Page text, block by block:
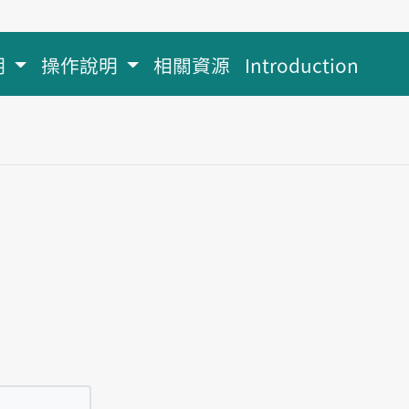
操作說明 相關資源 Introduction